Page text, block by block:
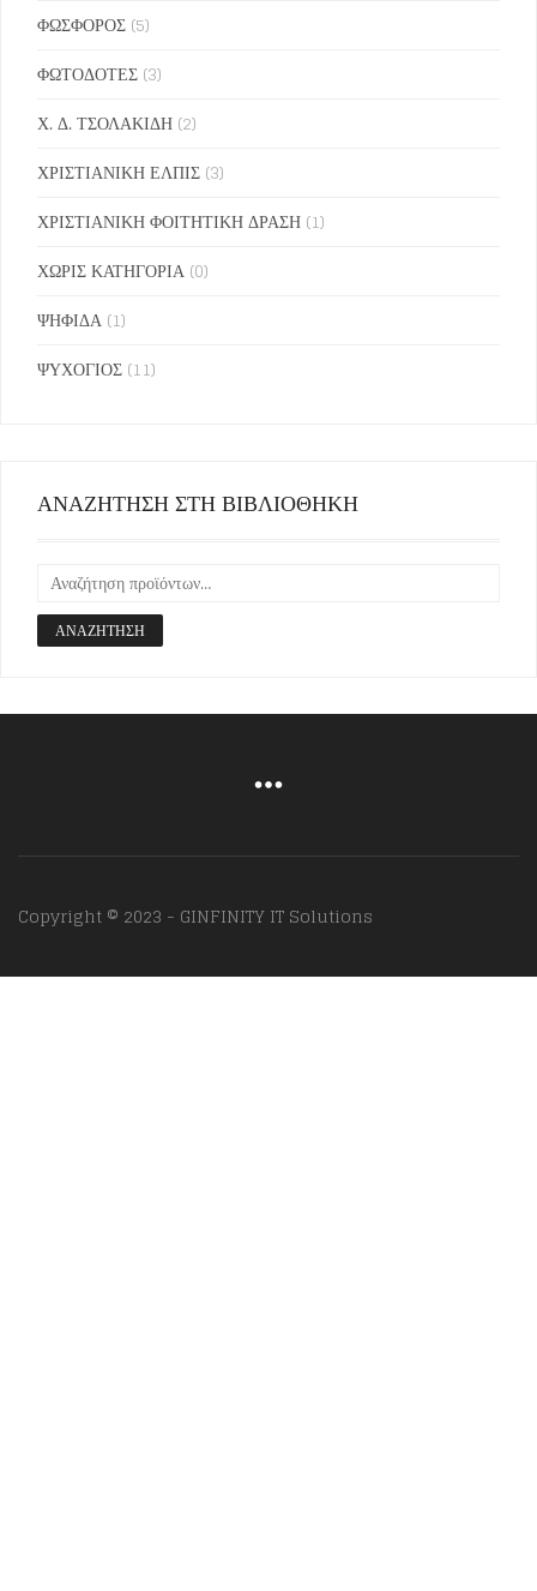
ΦΩΣΦΟΡΟΣ (5)
ΦΩΤΟΔΟΤΕΣ (3)
Χ. Δ. ΤΣΟΛΑΚΙΔΗ (2)
ΧΡΙΣΤΙΑΝΙΚΗ ΕΛΠΙΣ (3)
ΧΡΙΣΤΙΑΝΙΚΗ ΦΟΙΤΗΤΙΚΗ ΔΡΑΣΗ (1)
ΧΩΡΙΣ ΚΑΤΗΓΟΡΙΑ (0)
ΨΗΦΙΔΑ (1)
ΨΥΧΟΓΙΟΣ (11)
ΑΝΑΖΗΤΗΣΗ ΣΤΗ ΒΙΒΛΙΟΘΗΚΗ
ΑΝΑΖΉΤΗΣΗ
Copyright © 2023 - GINFINITY IT Solutions